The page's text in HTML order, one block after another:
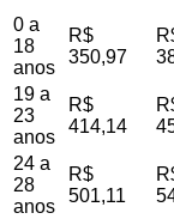
0 a
18
anos
R$
350,97
19 a
23
anos
R$
414,14
24 a
28
anos
R$
501,11